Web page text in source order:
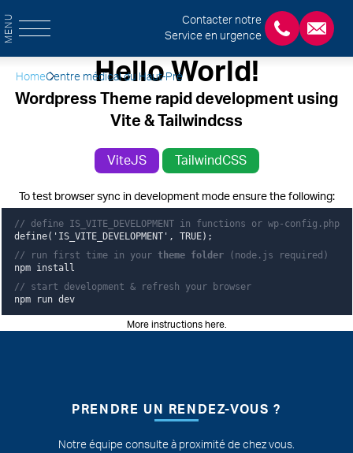
MENU
Contacter notre
Service en urgence
+3243554120
HomeCentre médical du Haut-Pré
Hello World!
Wordpress Theme rapid development using
Vite & Tailwindcss
ViteJS TailwindCSS
To test browser sync in development mode ensure the following:
// define IS_VITE_DEVELOPMENT in functions or wp-config.php
define('IS_VITE_DEVELOPMENT', TRUE);
// run first time in your theme folder(node.js required)
npm install
// start development & refresh your browser
npm run dev
More instructions here.
PRENDRE UN RENDEZ-VOUS ?
Notre équipe consulte à proximité de chez vous.